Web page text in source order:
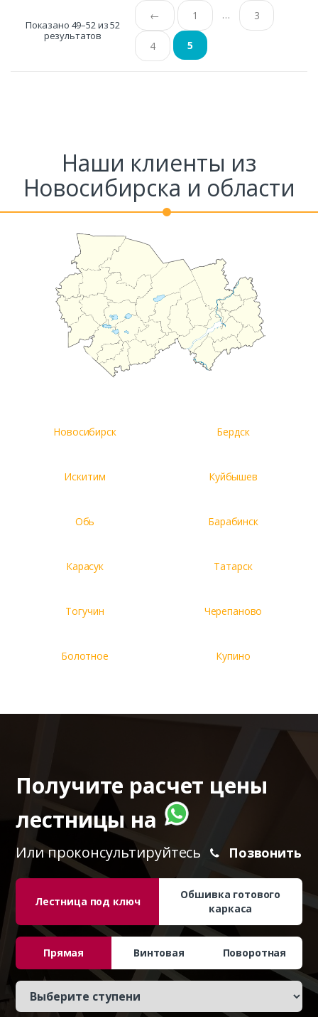
Показано 49–52 из 52
результатов
← 1 … 3
4 5
Наши клиенты из
Новосибирска и области
Новосибирск Бердск
Искитим Куйбышев
Обь Барабинск
Карасук Татарск
Тогучин Черепаново
Болотное Купино
Получите расчет цены
лестницы на
Или проконсультируйтесь Позвонить
Лестница под ключ
Обшивка готового
каркаса
Прямая Винтовая Поворотная